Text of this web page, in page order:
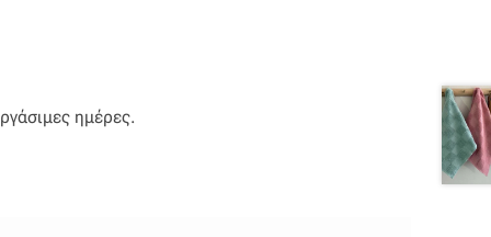
ημέρες.